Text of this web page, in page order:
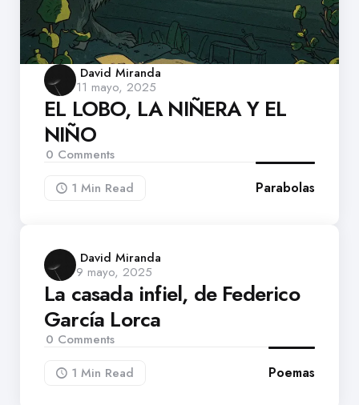
Posted
by
David Miranda
11 mayo, 2025
EL LOBO, LA NIÑERA Y EL
NIÑO
0 Comments
1 Min Read Parabolas
Posted
by
David Miranda
9 mayo, 2025
La casada infiel, de Federico
García Lorca
0 Comments
1 Min Read Poemas